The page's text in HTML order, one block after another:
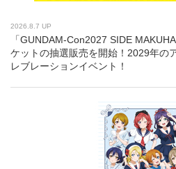
2026.8.7 UP
「GUNDAM-Con2027 SIDE
ケットの抽選販売を開始！2029年の
レブレーションイベント！